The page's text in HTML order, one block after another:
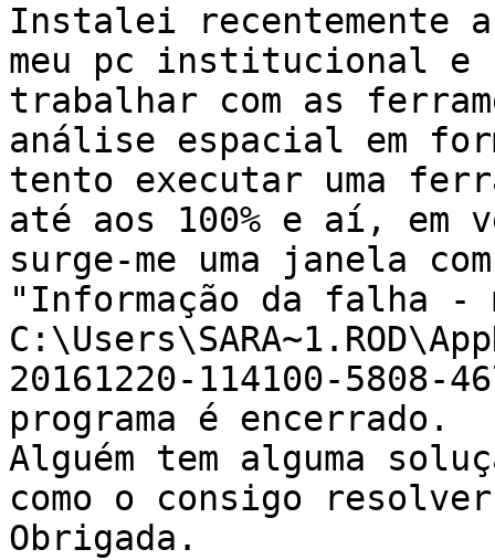
Instalei recentemente
meu pc institucional
trabalhar com as
análise espacial em
tento executar uma
até aos 100% e aí, em
surge-me uma janela
"Informação da falha -
20161220-114100-5808-
programa é encerrado.
Alguém tem alguma
como o consigo
Obrigada.